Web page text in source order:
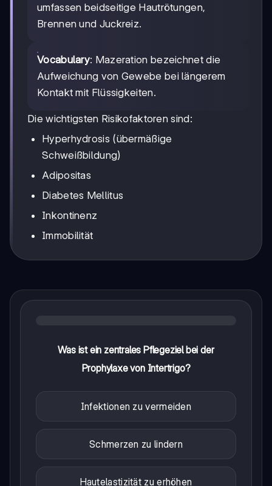
umfassen beidseitige Hautrötungen,
Brennen und Juckreiz.
Vocabulary: Mazeration bezeichnet die
Aufweichung von Gewebe bei längerem
Kontakt mit Flüssigkeiten.
Die wichtigsten Risikofaktoren sind:
Hyperhydrosis (übermäßige
Schweißbildung)
Adipositas
Diabetes Mellitus
Inkontinenz
Immobilität
Was ist ein zentrales Pflegeziel bei der
Prophylaxe von Intertrigo?
Infektionen zu vermeiden
Schmerzen zu lindern
Hautelastizität zu erhöhen